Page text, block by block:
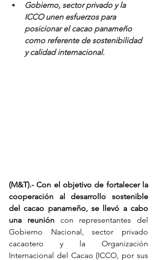
Gobierno, sector privado y la
ICCO unen esfuerzos para
posicionar el cacao panameño
como referente de sostenibilidad
y calidad internacional.
(M&T).- Con el objetivo de fortalecer la
cooperación al desarrollo sostenible
del cacao panameño, se llevó a cabo
una reunión con representantes del
Gobierno Nacional, sector privado
cacaotero y la Organización
Internacional del Cacao (ICCO, por sus